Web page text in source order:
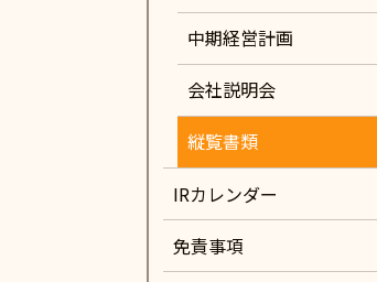
中期経営計画
会社説明会
縦覧書類
IRカレンダー
免責事項